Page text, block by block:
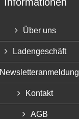
Über uns
Ladengeschäft
Newsletteranmeldung
Kontakt
AGB